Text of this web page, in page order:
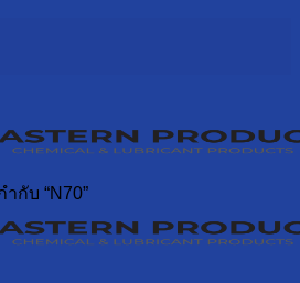
กับ “N70”